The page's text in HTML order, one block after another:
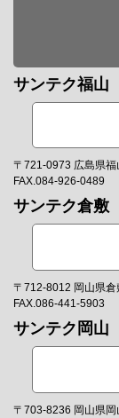
サンテク福山
〒721-0973 広島県
FAX.084-926-0489
サンテク倉敷
〒712-8012 岡山県
FAX.086-441-5903
サンテク岡山
〒703-8236 岡山県